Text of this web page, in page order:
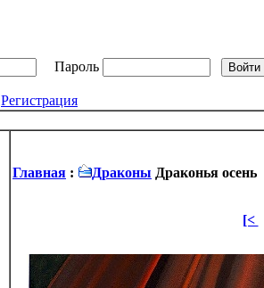
Пароль
Регистрация
Главная : Драконы Драконья осень
[<